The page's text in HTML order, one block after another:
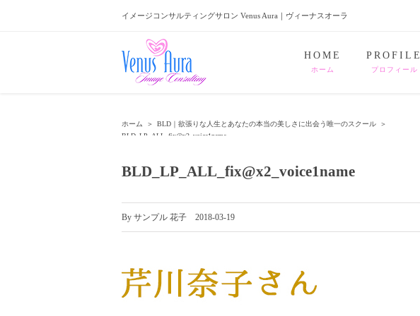
イメージコンサルティングサロン Venus Aura｜ヴィーナスオーラ
HOME
ホーム
PROFILE
プロフィール
ホーム ＞ BLD｜欲張りな人生とあなたの本当の美しさに出会う唯一のスクール
＞
BLD_LP_ALL_fix@x2_voice1name
BLD_LP_ALL_fix@x2_voice1name
By サンプル 花子 2018-03-19